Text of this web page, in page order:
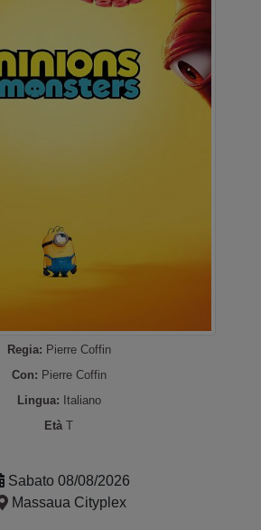
Regia: Pierre Coffin
Con: Pierre Coffin
Lingua: Italiano
Età T
Sabato 08/08/2026
Massaua Cityplex